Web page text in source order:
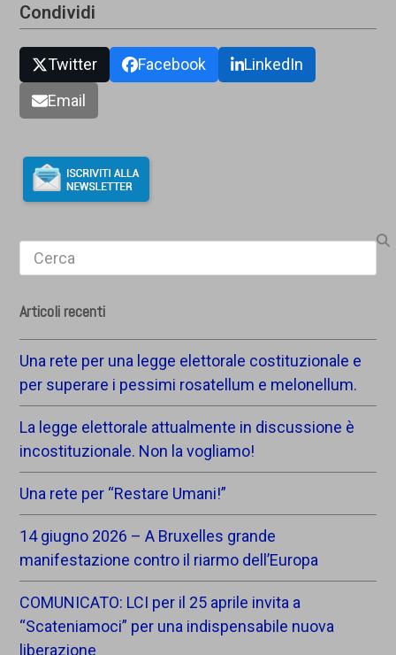
Condividi
Twitter Facebook
LinkedIn
Email
Search
Articoli recenti
Una rete per una legge elettorale costituzionale e
per superare i pessimi rosatellum e melonellum.
La legge elettorale attualmente in discussione è
incostituzionale. Non la vogliamo!
Una rete per “Restare Umani!”
14 giugno 2026 – A Bruxelles grande
manifestazione contro il riarmo dell’Europa
COMUNICATO: LCI per il 25 aprile invita a
“Scateniamoci” per una indispensabile nuova
liberazione